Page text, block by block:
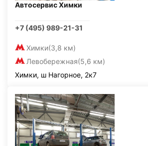
Автосервис Химки
+7 (495) 989-21-31
Химки(3,8 км)
Левобережная(5,6 км)
Химки, ш Нагорное, 2к7